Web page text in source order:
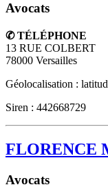
Avocats
✆ TÉLÉPHONE
13 RUE COLBERT
78000 Versailles
Géolocalisation :
Siren : 442668729
FLORENCE
Avocats